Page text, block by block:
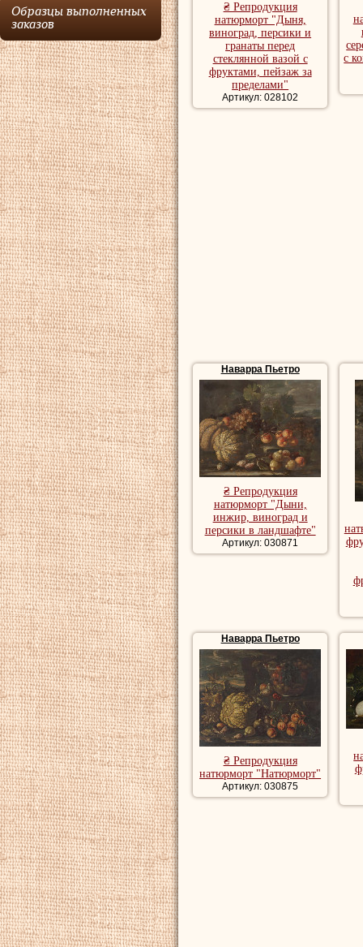
Образцы выполненных
заказов
Репродукции
натюрморт,
₴ Репродукция
натюрморт "Дыня,
виноград, персики и
гранаты перед
стеклянной вазой с
фруктами, пейзаж за
пределами"
Артикул: 028102
с
Наварра Пьетро
₴ Репродукция
натюрморт "Дыни,
инжир, виноград и
персики в ландшафте"
Артикул: 030871
Наварра Пьетро
₴ Репродукция
натюрморт "Натюрморт"
Артикул: 030875